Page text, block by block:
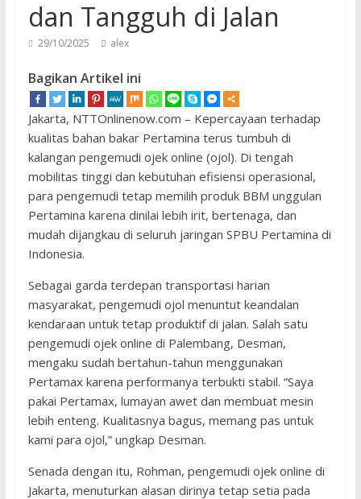
dan Tangguh di Jalan
29/10/2025 alex
Bagikan Artikel ini
Jakarta, NTTOnlinenow.com – Kepercayaan terhadap
kualitas bahan bakar Pertamina terus tumbuh di
kalangan pengemudi ojek online (ojol). Di tengah
mobilitas tinggi dan kebutuhan efisiensi operasional,
para pengemudi tetap memilih produk BBM unggulan
Pertamina karena dinilai lebih irit, bertenaga, dan
mudah dijangkau di seluruh jaringan SPBU Pertamina di
Indonesia.
Sebagai garda terdepan transportasi harian
masyarakat, pengemudi ojol menuntut keandalan
kendaraan untuk tetap produktif di jalan. Salah satu
pengemudi ojek online di Palembang, Desman,
mengaku sudah bertahun-tahun menggunakan
Pertamax karena performanya terbukti stabil. “Saya
pakai Pertamax, lumayan awet dan membuat mesin
lebih enteng. Kualitasnya bagus, memang pas untuk
kami para ojol,” ungkap Desman.
Senada dengan itu, Rohman, pengemudi ojek online di
Jakarta, menuturkan alasan dirinya tetap setia pada